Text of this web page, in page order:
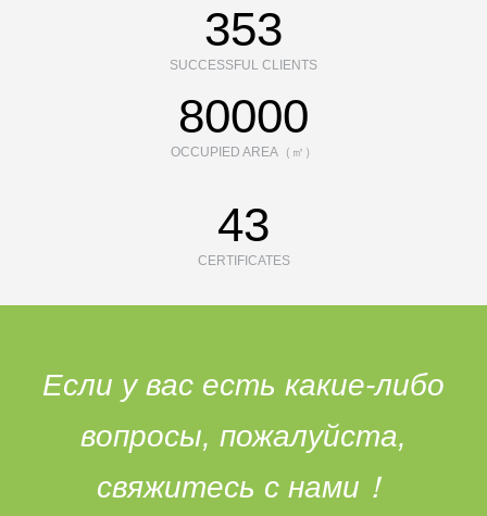
353
SUCCESSFUL CLIENTS
80000
OCCUPIED AREA（㎡）
43
CERTIFICATES
Если у вас есть какие-либо
вопросы, пожалуйста,
свяжитесь с нами！